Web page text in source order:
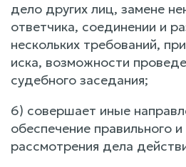
дело других лиц, замене
ответчика, соединении и
нескольких требований,
иска, возможности
судебного заседания;
6) совершает иные
обеспечение правильного
рассмотрения дела